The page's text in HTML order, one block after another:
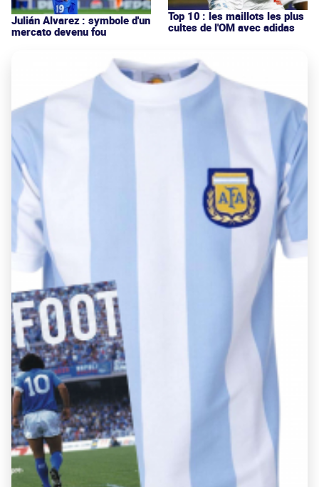
Julián Alvarez : symbole d'un
mercato devenu fou
Top 10 : les maillots les plus
cultes de l'OM avec adidas